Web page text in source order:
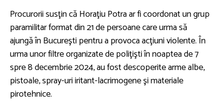
Procurorii susţin că Horaţiu Potra ar fi coordonat un grup
paramilitar format din 21 de persoane care urma să
ajungă în Bucureşti pentru a provoca acţiuni violente. În
urma unor filtre organizate de poliţişti în noaptea de 7
spre 8 decembrie 2024, au fost descoperite arme albe,
pistoale, spray-uri iritant-lacrimogene şi materiale
pirotehnice.